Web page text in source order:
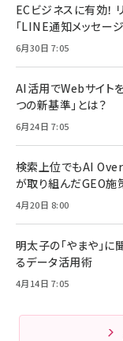
ECビジネスに有効！
「LINE通知メッセージ
6月30日 7:05
AI活用でWebサイト
つの新基準」とは？
6月24日 7:05
検索上位でもAI
が取り組んだGEO施
4月20日 8:00
明太子の「やまや」に
るデータ活用術
4月14日 7:05